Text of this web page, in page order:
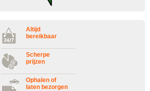
Altijd
bereikbaar
Scherpe
prijzen
Ophalen of
laten bezorgen